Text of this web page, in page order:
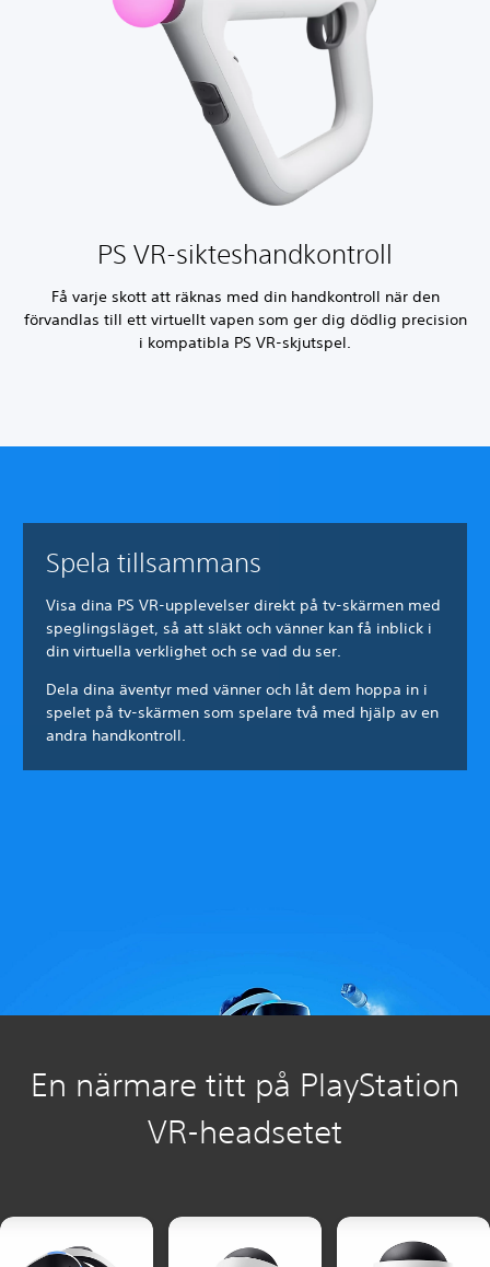
PS VR-sikteshandkontroll
Få varje skott att räknas med din handkontroll när den
förvandlas till ett virtuellt vapen som ger dig dödlig precision
i kompatibla PS VR-skjutspel.
Spela tillsammans
Visa dina PS VR-upplevelser direkt på tv-skärmen med
speglingsläget, så att släkt och vänner kan få inblick i
din virtuella verklighet och se vad du ser.
Dela dina äventyr med vänner och låt dem hoppa in i
spelet på tv-skärmen som spelare två med hjälp av en
andra handkontroll.
En närmare titt på PlayStation
VR-headsetet